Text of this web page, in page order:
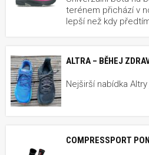
terénem přichází v
lepší než kdy
ALTRA – BĚHEJ
Nejširší nabídka
COMPRESSPORT